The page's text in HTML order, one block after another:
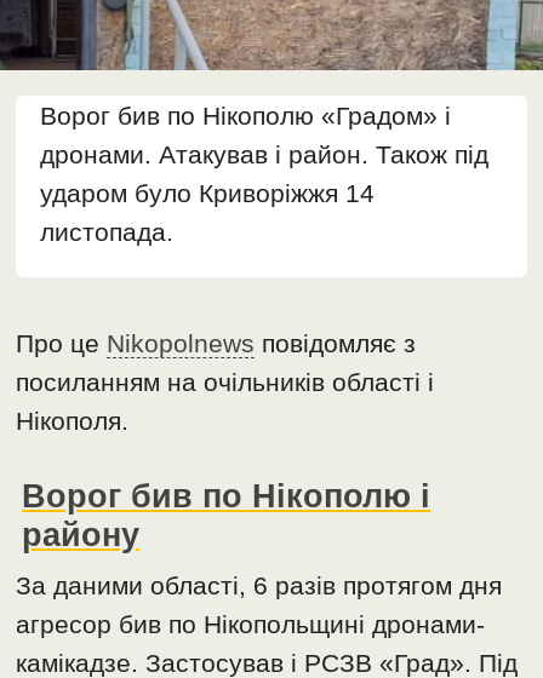
Ворог бив по Нікополю «Градом» і
дронами. Атакував і район. Також під
ударом було Криворіжжя 14
листопада.
Про це Nikopolnews повідомляє з
посиланням на очільників області і
Нікополя.
Ворог бив по Нікополю і
району
За даними області, 6 разів протягом дня
агресор бив по Нікопольщині дронами-
камікадзе. Застосував і РСЗВ «Град». Під